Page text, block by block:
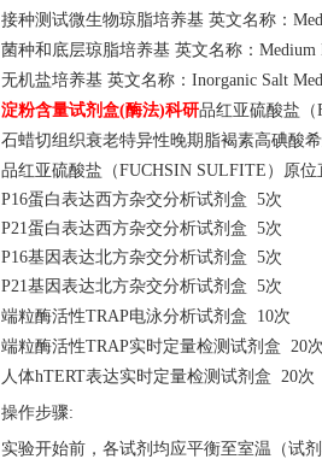
接种测试微生物琼脂培养基 英文名称：
菌种和底层琼脂培养基 英文名称： Medium
无机盐培养基 英文名称： Inorganic Salt
淀粉含量试剂盒(酶法)科研品红亚硫酸盐（
石蜡切组织衰老特异性晚期脂褐素高碘酸
品红亚硫酸盐（FUCHSIN SULFITE）原
P16蛋白表达西方杂交分析试剂盒 5次
P21蛋白表达西方杂交分析试剂盒 5次
P16基因表达北方杂交分析试剂盒 5次
P21基因表达北方杂交分析试剂盒 5次
端粒酶活性TRAP电泳分析试剂盒 10次
端粒酶活性TRAP实时定量检测试剂盒 20次
人体hTERT表达实时定量检测试剂盒 20次
操作步骤:
实验开始前，各试剂均应平衡至室温（试